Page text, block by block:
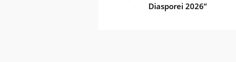
Diasporei 2026”